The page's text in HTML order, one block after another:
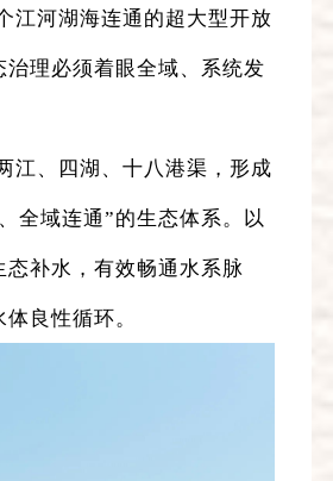
江河湖海连通的超大型开放
治理必须着眼全域、系统发
江、四湖、十八港渠，形成
全域连通”的生态体系。以
态补水，有效畅通水系脉
良性循环。